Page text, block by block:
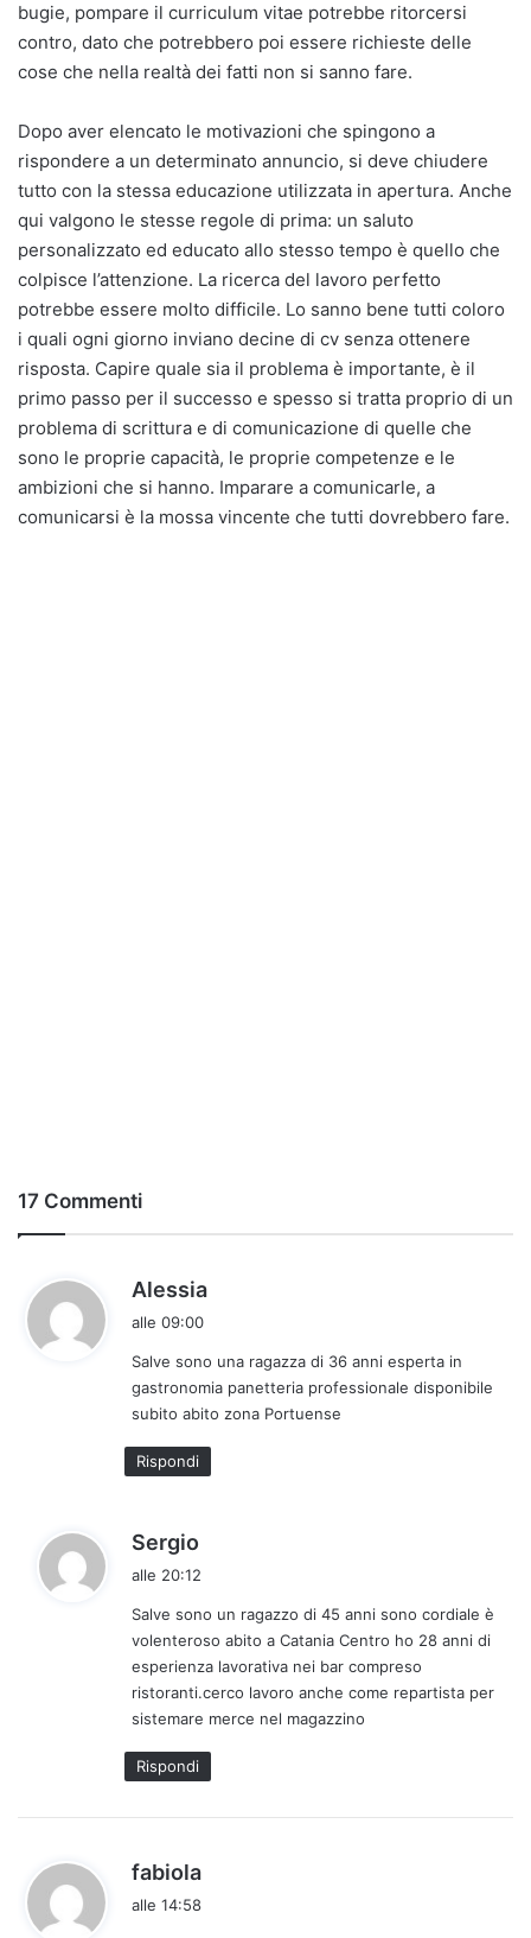
bugie, pompare il curriculum vitae potrebbe ritorcersi
contro, dato che potrebbero poi essere richieste delle
cose che nella realtà dei fatti non si sanno fare.
Dopo aver elencato le motivazioni che spingono a
rispondere a un determinato annuncio, si deve chiudere
tutto con la stessa educazione utilizzata in apertura. Anche
qui valgono le stesse regole di prima: un saluto
personalizzato ed educato allo stesso tempo è quello che
colpisce l’attenzione. La ricerca del lavoro perfetto
potrebbe essere molto difficile. Lo sanno bene tutti coloro
i quali ogni giorno inviano decine di cv senza ottenere
risposta. Capire quale sia il problema è importante, è il
primo passo per il successo e spesso si tratta proprio di un
problema di scrittura e di comunicazione di quelle che
sono le proprie capacità, le proprie competenze e le
ambizioni che si hanno. Imparare a comunicarle, a
comunicarsi è la mossa vincente che tutti dovrebbero fare.
17 Commenti
Alessia
e
t
t
o
:
alle 09:00
Salve sono una ragazza di 36 anni esperta in
gastronomia panetteria professionale disponibile
subito abito zona Portuense
Rispondi
Sergio
e
t
t
o
:
alle 20:12
Salve sono un ragazzo di 45 anni sono cordiale è
volenteroso abito a Catania Centro ho 28 anni di
esperienza lavorativa nei bar compreso
ristoranti.cerco lavoro anche come repartista per
sistemare merce nel magazzino
Rispondi
fabiola
alle 14:58